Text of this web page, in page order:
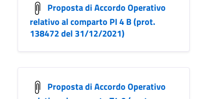
Proposta di Accordo Operativo
relativo al comparto PI 4 B (prot.
138472 del 31/12/2021)
Proposta di Accordo Operativo